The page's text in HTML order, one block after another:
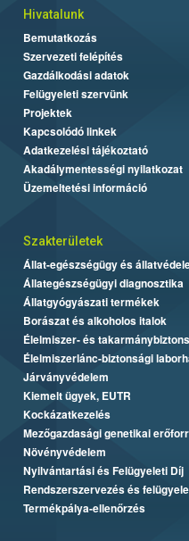
Hivatalunk
Bemutatkozás
Szervezeti felépítés
Gazdálkodási adatok
Felügyeleti szervünk
Projektek
Kapcsolódó linkek
Adatkezelési tájékoztató
Akadálymentességi nyilatkozat
Üzemeltetési információ
Szakterületek
Állat-egészségügy és
Állategészségügyi diagnosztika
Állatgyógyászati termékek
Borászat és alkoholos italok
Élelmiszer- és
Élelmiszerlánc-biztonsági
Járványvédelem
Kiemelt ügyek, EUTR
Kockázatkezelés
Mezőgazdasági genetikai
Növényvédelem
Nyilvántartási és Felügyeleti Díj
Rendszerszervezés és
Termékpálya-ellenőrzés